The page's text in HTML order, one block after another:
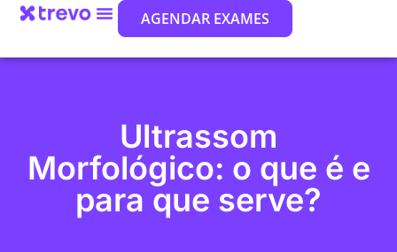
AGENDAR EXAMES
Ultrassom
Morfológico: o que é e
para que serve?